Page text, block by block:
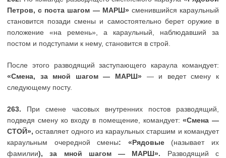
Петров, с поста шагом — МАРШ» сменившийся караульный
становится позади смены и самостоятельно берет оружие в
положение «на ремень», а караульный, наблюдавший за
постом и подступами к нему, становится в строй.
После этого разводящий заступающего караула командует:
«Смена, за мной шагом — МАРШ» — и ведет смену к
следующему посту.
263. При смене часовых внутренних постов разводящий,
подведя смену ко входу в помещение, командует:«Смена —
СТОЙ», оставляет одного из караульных старшим и командует
караульным очередной смены: «Рядовые (называет их
фамилии), за мной шагом — МАРШ». Разводящий с